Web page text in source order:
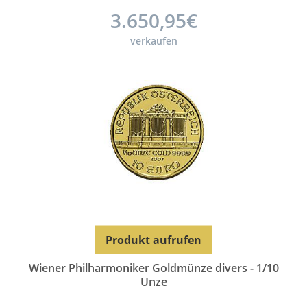
3.650,95€
verkaufen
Wiener Philharmoniker Goldmünze divers - 1/10
Unze
Produkt aufrufen